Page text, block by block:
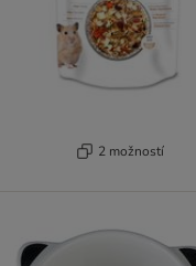
2 možností